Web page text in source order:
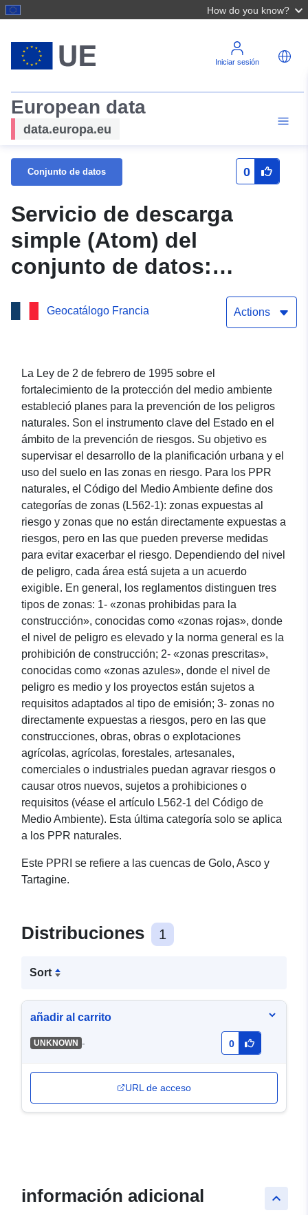
How do you know?
Iniciar sesión
European data
data.europa.eu
Conjunto de datos 0
Servicio de descarga
simple (Atom) del
conjunto de datos:
Zonificación reglamentaria
del Plan de Prevención de
(PPRI) de Golo, Asco y
Tartagine en el Alto
Córcega
Geocatálogo Francia Actions
La Ley de 2 de febrero de 1995 sobre el
fortalecimiento de la protección del medio ambiente
estableció planes para la prevención de los peligros
naturales. Son el instrumento clave del Estado en el
ámbito de la prevención de riesgos. Su objetivo es
supervisar el desarrollo de la planificación urbana y el
uso del suelo en las zonas en riesgo. Para los PPR
naturales, el Código del Medio Ambiente define dos
categorías de zonas (L562-1): zonas expuestas al
riesgo y zonas que no están directamente expuestas a
riesgos, pero en las que pueden preverse medidas
para evitar exacerbar el riesgo. Dependiendo del nivel
de peligro, cada área está sujeta a un acuerdo
exigible. En general, los reglamentos distinguen tres
tipos de zonas: 1- «zonas prohibidas para la
construcción», conocidas como «zonas rojas», donde
el nivel de peligro es elevado y la norma general es la
prohibición de construcción; 2- «zonas prescritas»,
conocidas como «zonas azules», donde el nivel de
peligro es medio y los proyectos están sujetos a
requisitos adaptados al tipo de emisión; 3- zonas no
directamente expuestas a riesgos, pero en las que
construcciones, obras, obras o explotaciones
agrícolas, agrícolas, forestales, artesanales,
comerciales o industriales puedan agravar riesgos o
causar otros nuevos, sujetos a prohibiciones o
requisitos (véase el artículo L562-1 del Código de
Medio Ambiente). Esta última categoría solo se aplica
a los PPR naturales.
Este PPRI se refiere a las cuencas de Golo, Asco y
Tartagine.
Distribuciones 1
Sort
añadir al carrito
UNKNOWN - 0
URL de acceso
keyboard_arrow_up
información adicional